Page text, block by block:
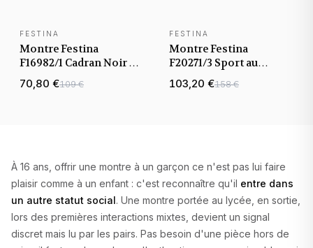
FESTINA
Montre Festina
F16982/1 Cadran Noir et
Bracelet Cuir
70,80 €109 €
FESTINA
Montre Festina
F20271/3 Sport au
cadran Noir intense
103,20 €158 €
À 16 ans, offrir une montre à un garçon ce n'est pas lui faire
plaisir comme à un enfant : c'est reconnaître qu'il entre dans
un autre statut social. Une montre portée au lycée, en sortie,
lors des premières interactions mixtes, devient un signal
discret mais lu par les pairs. Pas besoin d'une pièce hors de